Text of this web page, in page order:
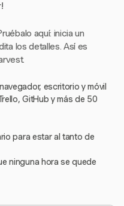
aquí: inicia un
los detalles. Así es
escritorio y móvil
GitHub y más de 50
para estar al tanto de
ninguna hora se quede